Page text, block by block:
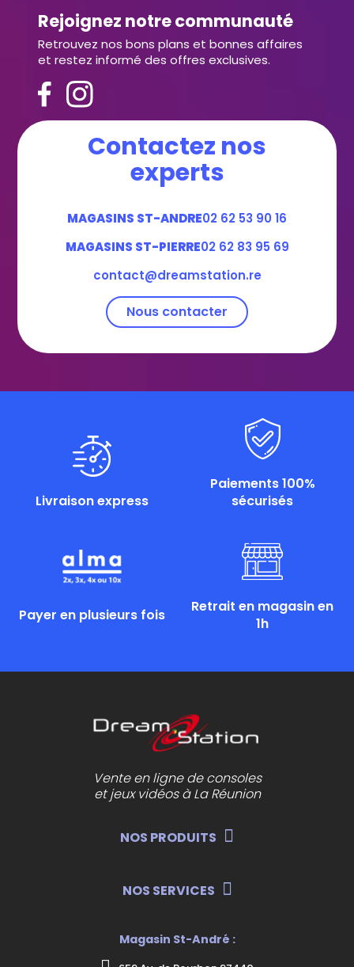
Rejoignez notre communauté
Retrouvez nos bons plans et bonnes affaires
et restez informé des offres exclusives.
Contactez nos
experts
MAGASINS ST-ANDRE02 62 53 90 16
MAGASINS ST-PIERRE02 62 83 95 69
contact@dreamstation.re
Nous contacter
Livraison express
Paiements 100%
sécurisés
Payer en plusieurs fois
Retrait en magasin en
1h
Vente en ligne de consoles
et jeux vidéos à La Réunion
NOS PRODUITS
NOS SERVICES
Magasin St-André :